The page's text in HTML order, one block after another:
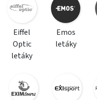
Eiffel
Optic
letáky
Emos
letáky